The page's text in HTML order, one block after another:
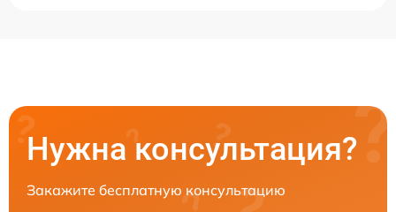
Нужна консультация?
Закажите бесплатную консультацию